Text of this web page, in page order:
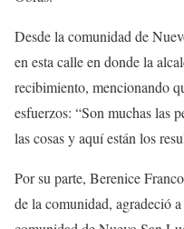
Desde la comunidad de
en esta calle en donde la
recibimiento, mencionando
esfuerzos: “Son muchas las
las cosas y aquí están los
Por su parte, Berenice
de la comunidad, agradeció